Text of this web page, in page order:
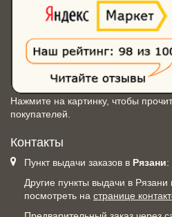
Нажмите на картинку, чтобы
покупателей.
Контакты
Пункт выдачи заказов в Рязани:
Другие пункты выдачи в
посмотреть на странице